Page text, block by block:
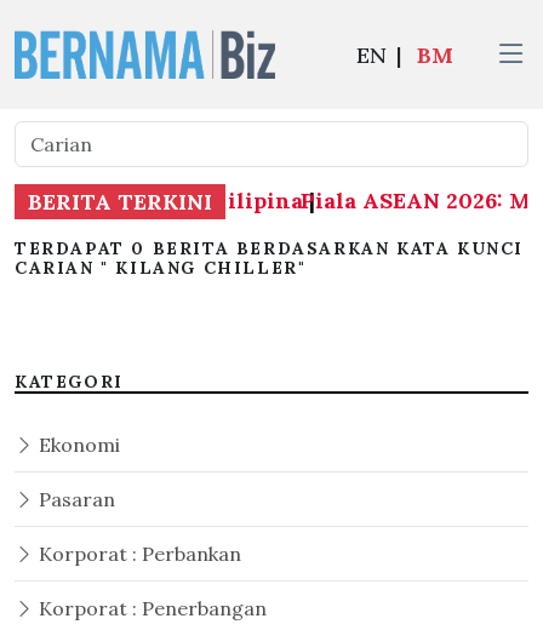
EN | BM
BERITA TERKINI
Malaysia 1-0 Filipina|
Piala ASEAN 2026:
TERDAPAT 0 BERITA BERDASARKAN KATA KUNCI
CARIAN " KILANG CHILLER"
KATEGORI
Ekonomi
Pasaran
Korporat : Perbankan
Korporat : Penerbangan